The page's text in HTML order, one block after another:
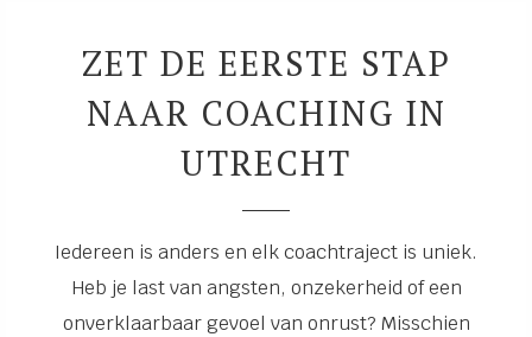
ZET DE EERSTE STAP
NAAR COACHING IN
UTRECHT
Iedereen is anders en elk coachtraject is uniek.
Heb je last van angsten, onzekerheid of een
onverklaarbaar gevoel van onrust? Misschien